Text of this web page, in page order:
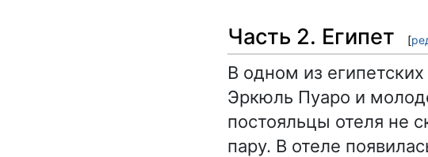
Часть 2. Египет [
В одном из
Эркюль Пуаро и
постояльцы отеля не
пару. В отеле